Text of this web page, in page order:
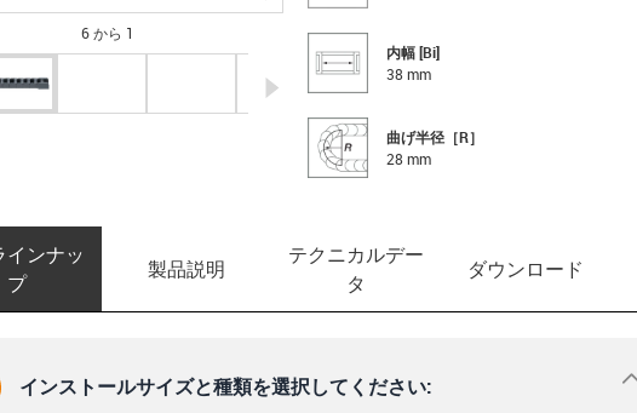
6 から 1
arrow-left igus-icon-arrow-right
内幅 [Bi]
38 mm
曲げ半径［R］
28 mm
インナッ
プ
製品説明
テクニカルデー
タ
ダウンロード
インストールサイズと種類を選択してください: